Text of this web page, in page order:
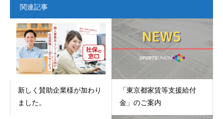
関連記事
新しく賛助企業様が加わり
ました。
「東京都家賃等支援給付
金」のご案内